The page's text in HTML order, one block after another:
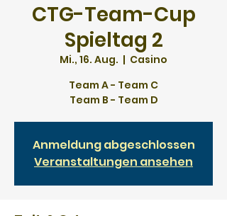
CTG-Team-Cup
Spieltag 2
Mi., 16. Aug.
  |
Casino
Team A - Team C
Team B - Team D
Anmeldung abgeschlossen
Veranstaltungen ansehen